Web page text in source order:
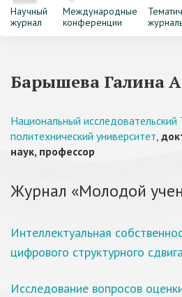
Научный
журнал
Международные
конференции
Барышева Галина
Национальный исследовательский
политехнический университет,
наук, профессор
Журнал «Молодой
Интеллектуальная
цифрового структурного
Исследование вопросов